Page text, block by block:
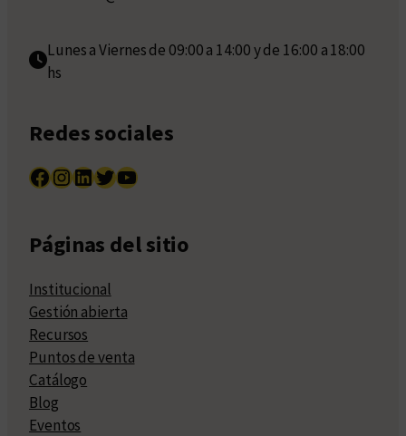
Lunes a Viernes de 09:00 a 14:00 y de 16:00 a 18:00
hs
Redes sociales
Facebook InstagramLinkedIn Twitter YouTube
Páginas del sitio
Institucional
Gestión abierta
Recursos
Puntos de venta
Catálogo
Blog
Eventos